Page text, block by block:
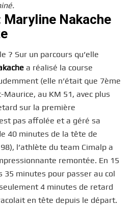
Maryline Nakache
? Sur un parcours qu’elle
a réalisé la course
(elle n’était que 7ème
au KM 51, avec plus
sur la première
pas affolée et a géré sa
40 minutes de la tête de
l’athlète du team Cimalp a
remontée. En 15
35 minutes pour passer au col
4 minutes de retard
en tête depuis le départ.